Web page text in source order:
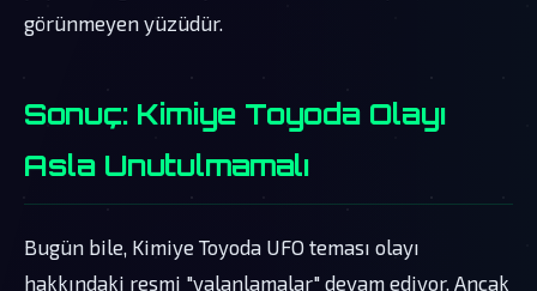
görünmeyen yüzüdür.
Sonuç: Kimiye Toyoda Olayı
Asla Unutulmamalı
Bugün bile, Kimiye Toyoda UFO teması olayı
hakkındaki resmi "yalanlamalar" devam ediyor. Ancak